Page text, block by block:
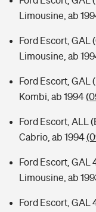
Limousine, ab
Ford Escort, GAL
Limousine, ab
Ford Escort, GAL
Kombi, ab 1994
Ford Escort, ALL
Cabrio, ab 1994
Ford Escort, GAL
Limousine, ab
Ford Escort, GAL